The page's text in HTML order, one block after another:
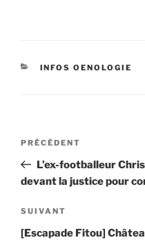
CATÉGORIES
INFOS OENOLOGIE
Navigation
l’article
Article
précédent
PRÉCÉDENT
L’ex-footballeur
devant la justice pour
Article
suivant
SUIVANT
[Escapade Fitou]